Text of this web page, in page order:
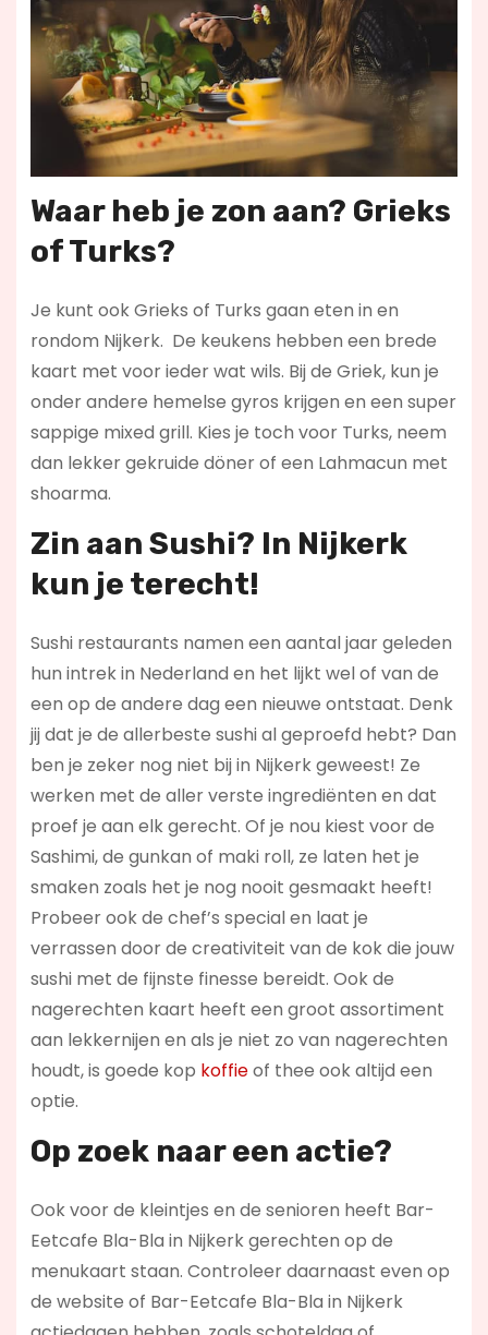
Waar heb je zon aan? Grieks
of Turks?
Je kunt ook Grieks of Turks gaan eten in en
rondom Nijkerk. De keukens hebben een brede
kaart met voor ieder wat wils. Bij de Griek, kun je
onder andere hemelse gyros krijgen en een super
sappige mixed grill. Kies je toch voor Turks, neem
dan lekker gekruide döner of een Lahmacun met
shoarma.
Zin aan Sushi? In Nijkerk
kun je terecht!
Sushi restaurants namen een aantal jaar geleden
hun intrek in Nederland en het lijkt wel of van de
een op de andere dag een nieuwe ontstaat. Denk
jij dat je de allerbeste sushi al geproefd hebt? Dan
ben je zeker nog niet bij in Nijkerk geweest! Ze
werken met de aller verste ingrediënten en dat
proef je aan elk gerecht. Of je nou kiest voor de
Sashimi, de gunkan of maki roll, ze laten het je
smaken zoals het je nog nooit gesmaakt heeft!
Probeer ook de chef’s special en laat je
verrassen door de creativiteit van de kok die jouw
sushi met de fijnste finesse bereidt. Ook de
nagerechten kaart heeft een groot assortiment
aan lekkernijen en als je niet zo van nagerechten
houdt, is goede kop koffieof thee ook altijd een
optie.
Op zoek naar een actie?
Ook voor de kleintjes en de senioren heeft Bar-
Eetcafe Bla-Bla in Nijkerk gerechten op de
menukaart staan. Controleer daarnaast even op
de website of Bar-Eetcafe Bla-Bla in Nijkerk